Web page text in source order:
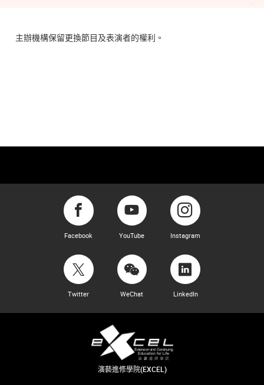
主辦機構保留更換節目及表演者的權利。
Facebook YouTube Instagram
Twitter WeChat LinkedIn
演藝進修學院(EXCEL)